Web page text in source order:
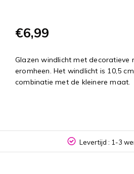
€6,99
Glazen windlicht met decoratieve
eromheen. Het windlicht is 10,5
combinatie met de kleinere maat.
Levertijd : 1-3